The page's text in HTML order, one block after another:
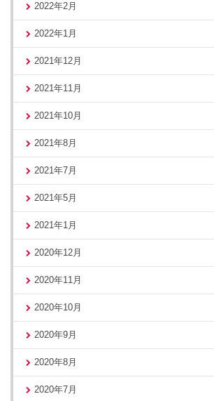
2022年2月
2022年1月
2021年12月
2021年11月
2021年10月
2021年8月
2021年7月
2021年5月
2021年1月
2020年12月
2020年11月
2020年10月
2020年9月
2020年8月
2020年7月